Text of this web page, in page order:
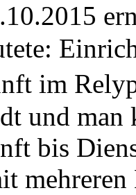
im
und
bis